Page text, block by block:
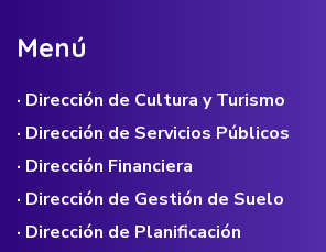
Menú
· Dirección de Cultura y Turismo
· Dirección de Servicios Públicos
· Dirección Financiera
· Dirección de Gestión de Suelo
· Dirección de Planificación